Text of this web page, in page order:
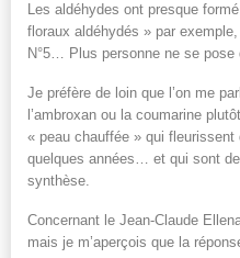
Les aldéhydes ont presque
floraux aldéhydés » par
N°5… Plus personne ne se
Je préfère de loin que l’on me
l’ambroxan ou la coumarine
« peau chauffée » qui fleurissent
quelques années… et qui sont
synthèse.
Concernant le Jean-Claude
mais je m’aperçois que la